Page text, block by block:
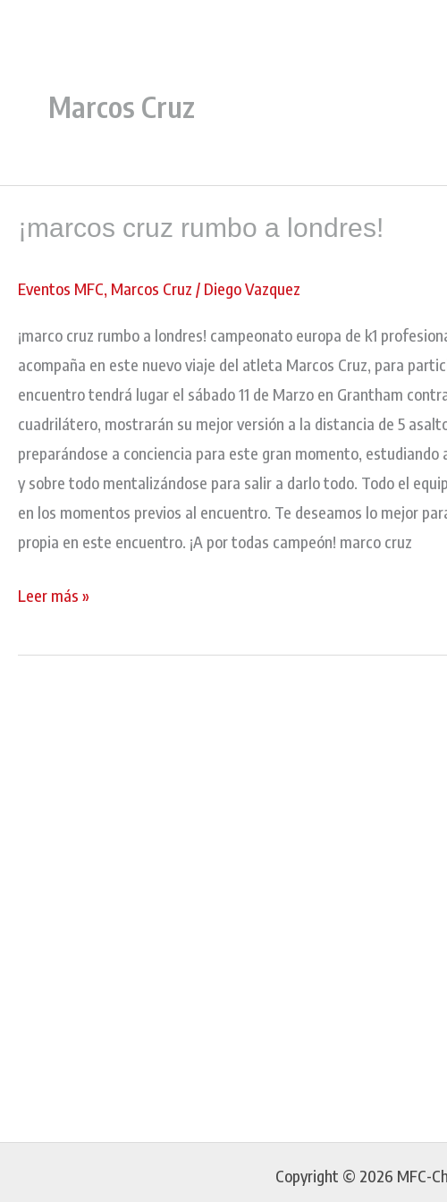
Marcos Cruz
¡marcos cruz rumbo a londres!
Eventos MFC, Marcos Cruz / Diego Vazquez
¡marco cruz rumbo a londres! campeonato europa de k1
acompaña en este nuevo viaje del atleta Marcos Cruz, para
encuentro tendrá lugar el sábado 11 de Marzo en Grantham
cuadrilátero, mostrarán su mejor versión a la distancia de 5
preparándose a conciencia para este gran momento,
y sobre todo mentalizándose para salir a darlo todo. Todo el
en los momentos previos al encuentro. Te deseamos lo mejor
propia en este encuentro. ¡A por todas campeón! marco cruz
cruz
a
Leer más »
Copyright © 2026 MFC-